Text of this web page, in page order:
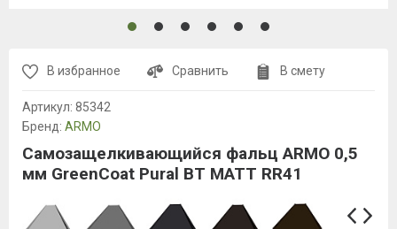
В избранное Сравнить В смету
Артикул: 85342
Бренд: ARMO
Самозащелкивающийся фальц ARMO 0,5
мм GreenCoat Pural BT MATT RR41